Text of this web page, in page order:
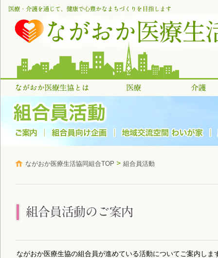
ながおか医療生活協同組合TOP > 組合員活動
ながおか医療生協の組合員が進めている活動についてご案内しま